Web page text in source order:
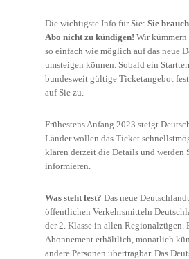
Die wichtigste Info für Sie: Sie
Abo nicht zu kündigen! Wir kümmern
so einfach wie möglich auf das neue
umsteigen können. Sobald ein
bundesweit gültige Ticketangebot
auf Sie zu.
Frühestens Anfang 2023 steigt
Länder wollen das Ticket
klären derzeit die Details und werden
informieren.
Was steht fest? Das neue
öffentlichen Verkehrsmitteln
der 2. Klasse in allen Regionalzügen.
Abonnement erhältlich, monatlich
andere Personen übertragbar. Das